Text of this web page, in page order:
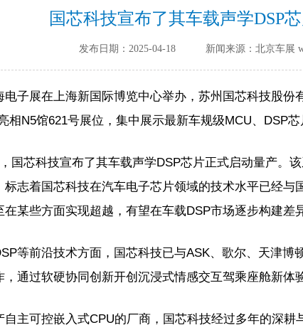
国芯科技宣布了其车载声学DSP
发布日期：2025-04-18 新闻来源：北京车展
子展在上海新国际博览中心举办，苏州国芯科技股份
相N5馆621号展位，集中展示最新车规级MCU、DSP
国芯科技宣布了其车载声学DSP芯片正式启动量产。
标志着国芯科技在汽车电子芯片领域的技术水平已经
某些方面实现超越，有望在车载DSP市场逐步构建差
等前沿技术方面，国芯科技已与ASK、歌尔、天津
通过软硬协同创新开创沉浸式情感交互驾乘座舱新体验
自主可控嵌入式CPU的厂商，国芯科技经过多年的深